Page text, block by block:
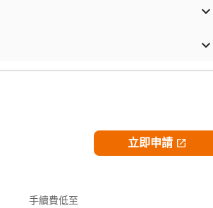


立即申請 
手續費低至